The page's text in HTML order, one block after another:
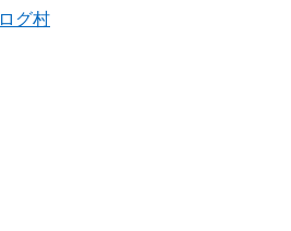
グ村